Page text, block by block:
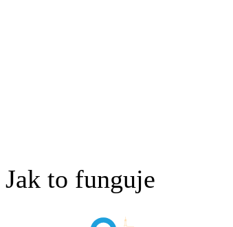
Jak to funguje